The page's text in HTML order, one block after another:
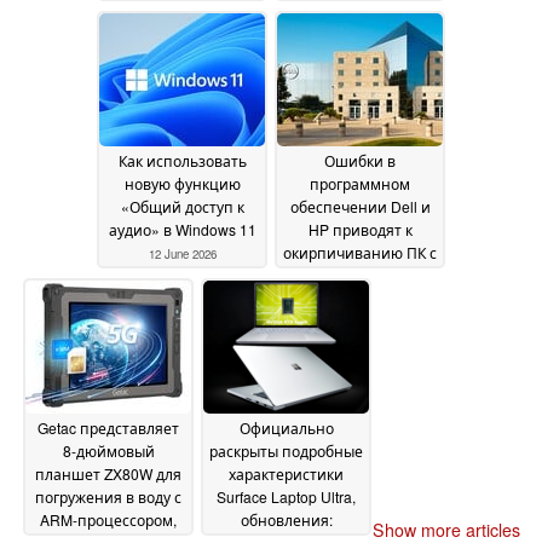
22 June 2026
сравнению со
стандартной
версией Windows 11,
однако это не
приводит к
повышению
производительности
в играх16 June 2026
Как использовать
новую функцию
«Общий доступ к
аудио» в Windows 11
12 June 2026
Ошибки в
программном
обеспечении Dell и
HP приводят к
окирпичиванию ПК с
Getac представляет
8-дюймовый
планшет ZX80W для
погружения в воду с
ARM-процессором,
Официально
раскрыты подробные
характеристики
Surface Laptop Ultra,
обновления:
Show more articles